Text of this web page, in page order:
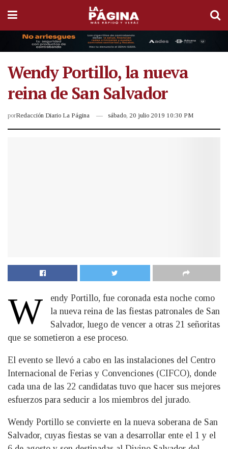
Wendy Portillo, la nueva
reina de San Salvador
porRedacción Diario La Página sábado, 20 julio 2019 10:30 PM
W
endy Portillo, fue coronada esta noche como
la nueva reina de las fiestas patronales de San
Salvador, luego de vencer a otras 21 señoritas
que se sometieron a ese proceso.
El evento se llevó a cabo en las instalaciones del Centro
Internacional de Ferias y Convenciones (CIFCO), donde
cada una de las 22 candidatas tuvo que hacer sus mejores
esfuerzos para seducir a los miembros del jurado.
Wendy Portillo se convierte en la nueva soberana de San
Salvador, cuyas fiestas se van a desarrollar ente el 1 y el